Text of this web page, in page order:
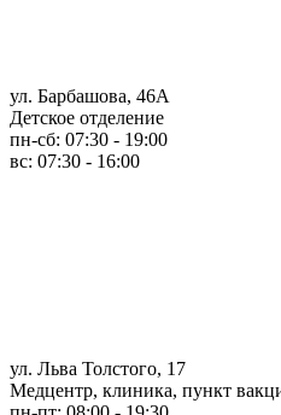
ул. Барбашова, 46А
Детское отделение
пн-сб: 07:30 - 19:00
вс: 07:30 - 16:00
ул. Льва Толстого, 17
Медцентр, клиника, пункт